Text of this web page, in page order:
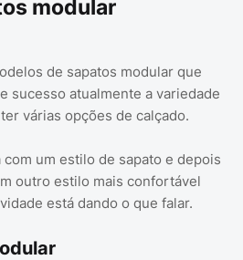
modular
de sapatos modular que
sucesso atualmente a variedade
várias opções de calçado.
um estilo de sapato e depois
outro estilo mais confortável
está dando o que falar.